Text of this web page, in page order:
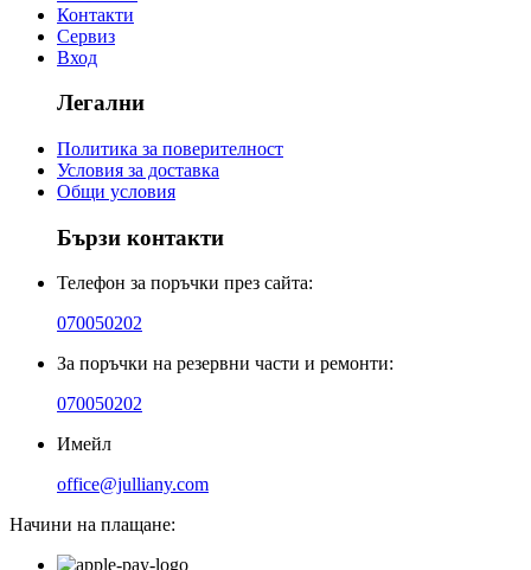
Контакти
Сервиз
Вход
Легални
Политика за поверителност
Условия за доставка
Общи условия
Бързи контакти
Телефон за поръчки през сайта:
070050202
За поръчки на резервни части и ремонти:
070050202
Имейл
office@julliany.com
Начини на плащане: